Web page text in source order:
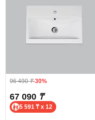
96 490₸-30%
67 090 ₸
5 591 ₸ x 12